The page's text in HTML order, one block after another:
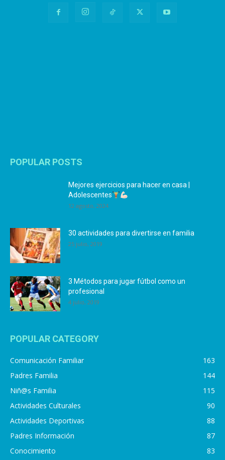
POPULAR POSTS
Mejores ejercicios para hacer en casa |
Adolescentes
12 agosto, 2024
30 actividades para divertirse en familia
25 julio, 2019
3 Métodos para jugar fútbol como un
profesional
4 julio, 2019
POPULAR CATEGORY
Comunicación Familiar
163
Padres Familia
144
Niñ@s Familia
115
Actividades Culturales
90
Actividades Deportivas
88
Padres Información
87
Conocimiento
83